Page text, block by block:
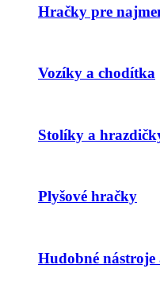
Hračky pre
Vozíky a chodítka
Stolíky a
Plyšové hračky
Hudobné